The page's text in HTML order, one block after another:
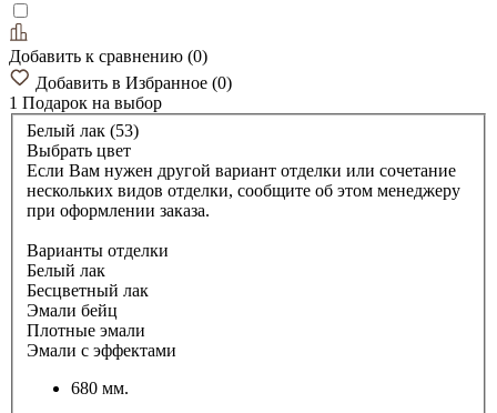
Добавить к сравнению (0)
Добавить в Избранное (0)
1 Подарок на выбор
Белый лак (53)
Выбрать цвет
Если Вам нужен другой вариант отделки или сочетание
нескольких видов отделки, сообщите об этом менеджеру
при оформлении заказа.
Варианты отделки
Белый лак
Бесцветный лак
Эмали бейц
Плотные эмали
Эмали с эффектами
680 мм.